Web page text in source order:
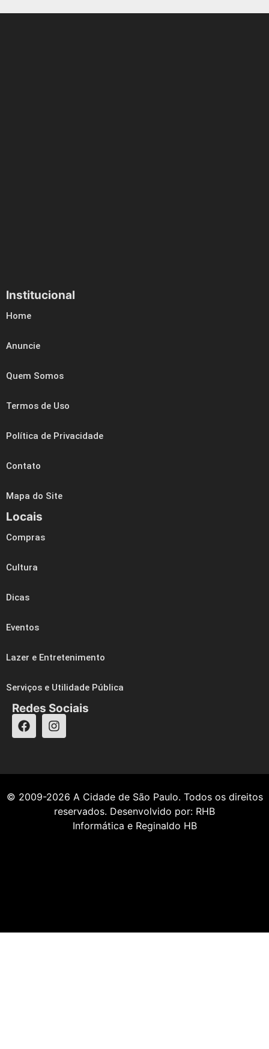
Institucional
Home
Anuncie
Quem Somos
Termos de Uso
Política de Privacidade
Contato
Mapa do Site
Locais
Compras
Cultura
Dicas
Eventos
Lazer e Entretenimento
Serviços e Utilidade Pública
Redes Sociais
© 2009-2026 A Cidade de São Paulo. Todos os direitos
reservados. Desenvolvido por: RHB
Informática e Reginaldo HB